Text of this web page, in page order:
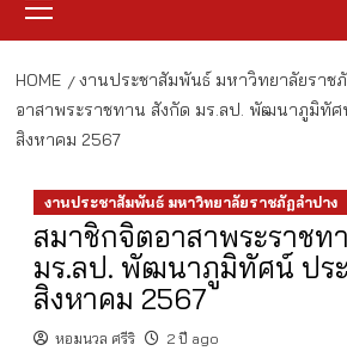
Menu
HOME งานประชาสัมพันธ์ มหาวิทยาลัยราช
อาสาพระราชทาน สังกัด มร.ลป. พัฒนาภูมิทั
สิงหาคม 2567
งานประชาสัมพันธ์ มหาวิทยาลัยราชภัฏลำปาง
สมาชิกจิตอาสาพระราชท
มร.ลป. พัฒนาภูมิทัศน์ ปร
สิงหาคม 2567
หอมนวล ศรีริ 2 ปี ago